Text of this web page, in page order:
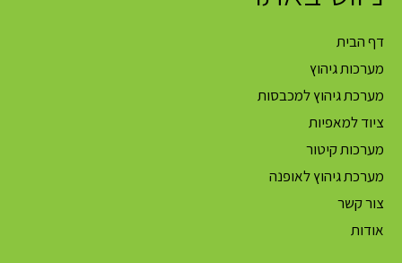
דף הבית
מערכות גיהוץ
מערכת גיהוץ למכבסות
ציוד למאפיות
מערכות קיטור
מערכת גיהוץ לאופנה
צור קשר
אודות